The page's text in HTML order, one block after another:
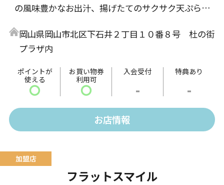
の風味豊かなお出汁、揚げたてのサクサク天ぷらな
と言っていただけるであろう自慢のメニューが完成し
岡山県岡山市北区下石井２丁目１０番８号 杜の街
プラザ内
ポイントが
使える
〇
お買い物券
利用可
〇
入会受付
-
特典あり
-
お店情報
フラットスマイル